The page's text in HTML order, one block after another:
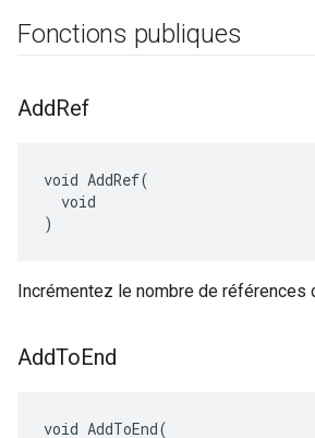
Fonctions publiques
AddRef
void AddRef(
  void
)
Incrémentez le nombre de références
AddToEnd
void AddToEnd(